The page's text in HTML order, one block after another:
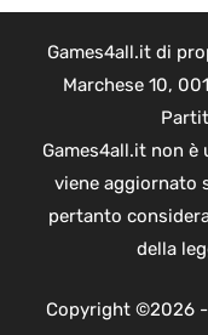
Games4all.it di
Marchese 10,
Games4all.it non
viene aggiornato
pertanto
della
Copyright ©2026